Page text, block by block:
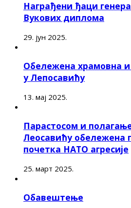
Награђени ђаци
Вукових диплома
29. јун 2025.
Обележена храмовна
у Лепосавићу
13. мај 2025.
Парастосом и
Леосавићу обележена
почетка НАТО агресије
25. март 2025.
Обавештење